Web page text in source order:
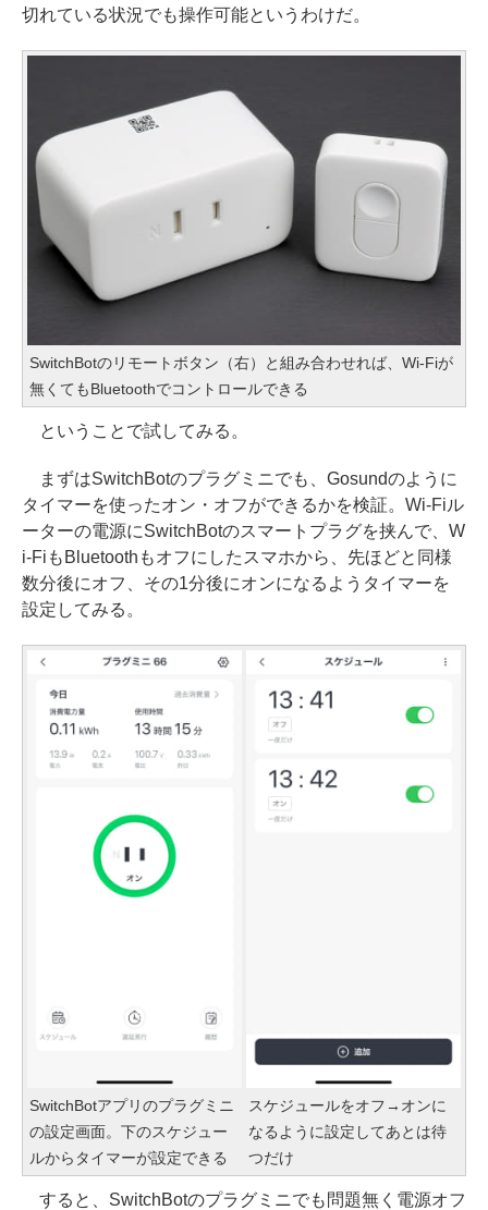
切れている状況でも操作可能というわけだ。
SwitchBotのリモートボタン（右）と組み合わせれば、Wi-Fiが
無くてもBluetoothでコントロールできる
ということで試してみる。
まずはSwitchBotのプラグミニでも、Gosundのように
タイマーを使ったオン・オフができるかを検証。Wi-Fiル
ーターの電源にSwitchBotのスマートプラグを挟んで、W
i-FiもBluetoothもオフにしたスマホから、先ほどと同様
数分後にオフ、その1分後にオンになるようタイマーを
設定してみる。
SwitchBotアプリのプラグミニ
の設定画面。下のスケジュー
ルからタイマーが設定できる
スケジュールをオフ→オンに
なるように設定してあとは待
つだけ
すると、SwitchBotのプラグミニでも問題無く電源オフ